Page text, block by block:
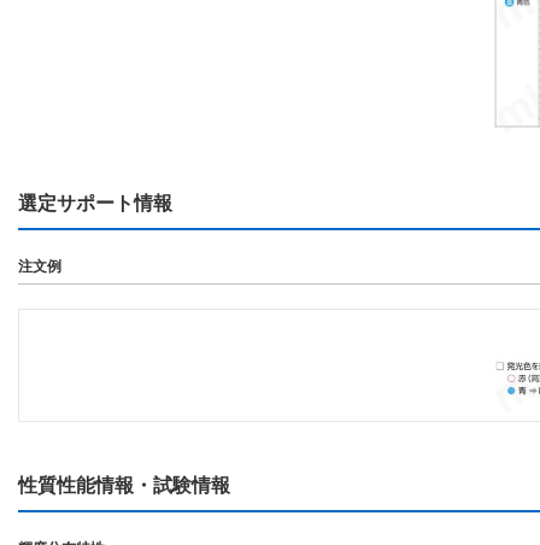
選定サポート情報
注文例
性質性能情報・試験情報